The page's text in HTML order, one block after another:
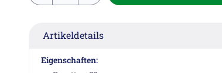
Artikeldetails
Eigenschaften: